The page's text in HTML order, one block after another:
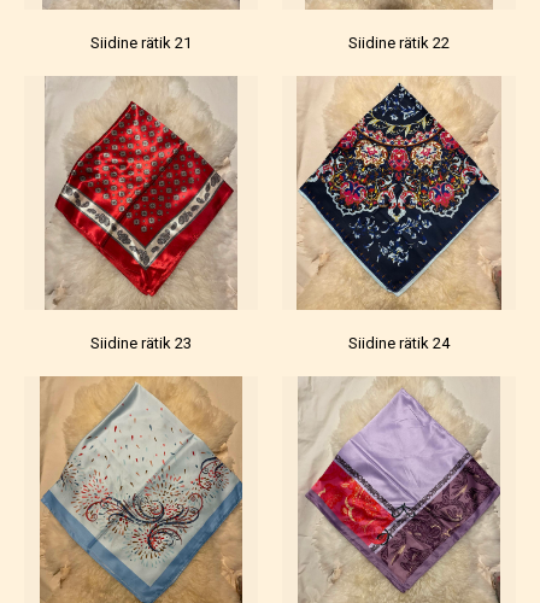
Siidine rätik 21 Siidine rätik 22
Siidine rätik 23 Siidine rätik 24